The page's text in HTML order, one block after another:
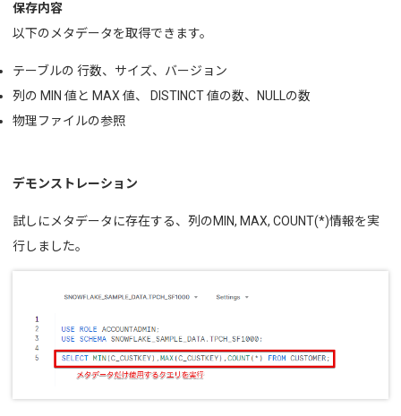
保存内容
以下のメタデータを取得できます。
テーブルの 行数、サイズ、バージョン
列の MIN 値と MAX 値、
DISTINCT 値の数、NULLの数
物理ファイルの参照
デモンストレーション
試しにメタデータに存在する、列のMIN, MAX, COUNT(*)情報を実
行しました。